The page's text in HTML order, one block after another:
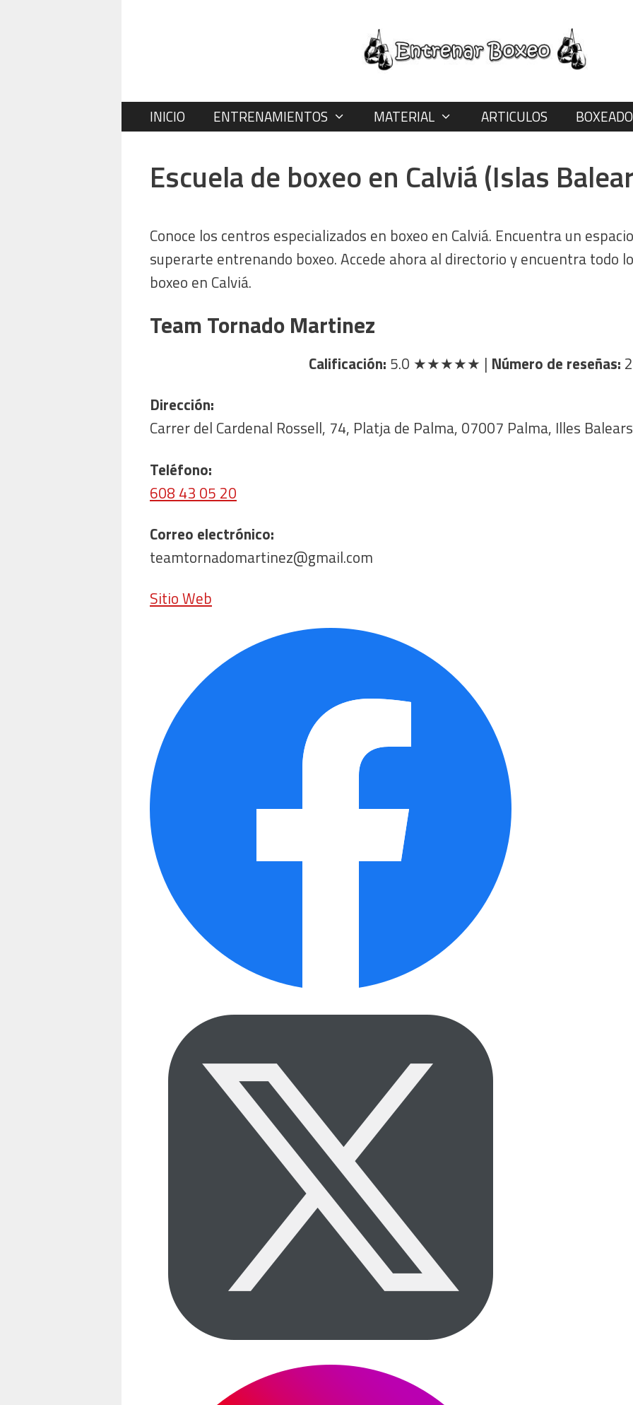
INICIO ENTRENAMIENTOS MATERIAL ARTICULOS
Escuela de boxeo en Calviá (Islas
Conoce los centros especializados en boxeo en Calviá. Encuentra un
superarte entrenando boxeo. Accede ahora al directorio y encuentra todo
boxeo en Calviá.
Team Tornado Martinez
Calificación: 5.0 ★★★★★ | Número de reseñas:
Dirección:
Carrer del Cardenal Rossell, 74, Platja de Palma, 07007 Palma, Illes Balears
Teléfono:
608 43 05 20
Correo electrónico:
teamtornadomartinez@gmail.com
Sitio Web